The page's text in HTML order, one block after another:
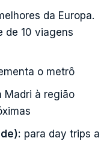
da Europa.
de 10 viagens
o metrô
Madri à região
para day trips a